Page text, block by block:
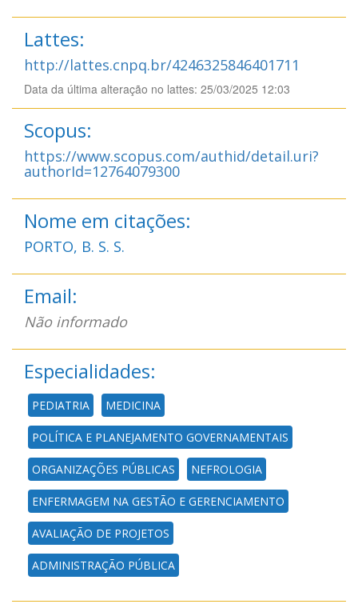
Lattes:
http://lattes.cnpq.br/4246325846401711
Data da última alteração no lattes: 25/03/2025 12:03
Scopus:
https://www.scopus.com/authid/detail.uri?
authorId=12764079300
Nome em citações:
PORTO, B. S. S.
Email:
Não informado
Especialidades:
PEDIATRIA MEDICINA
POLÍTICA E PLANEJAMENTO GOVERNAMENTAIS
ORGANIZAÇÕES PÚBLICAS NEFROLOGIA
ENFERMAGEM NA GESTÃO E GERENCIAMENTO
AVALIAÇÃO DE PROJETOS
ADMINISTRAÇÃO PÚBLICA